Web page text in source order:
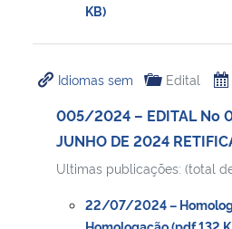
KB)
Idiomas sem Edital
005/2024 – EDITAL No
JUNHO DE 2024
Ultimas publicações: (total
22/07/2024 –
Homologação (pdf 132